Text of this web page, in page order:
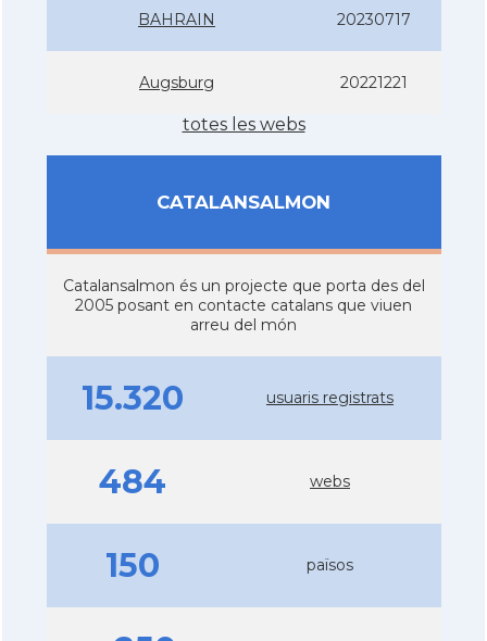
BAHRAIN 20230717
Augsburg 20221221
totes les webs
CATALANSALMON
Catalansalmon és un projecte que porta des del
2005 posant en contacte catalans que viuen
arreu del món
15.320 usuaris registrats
484 webs
150 països